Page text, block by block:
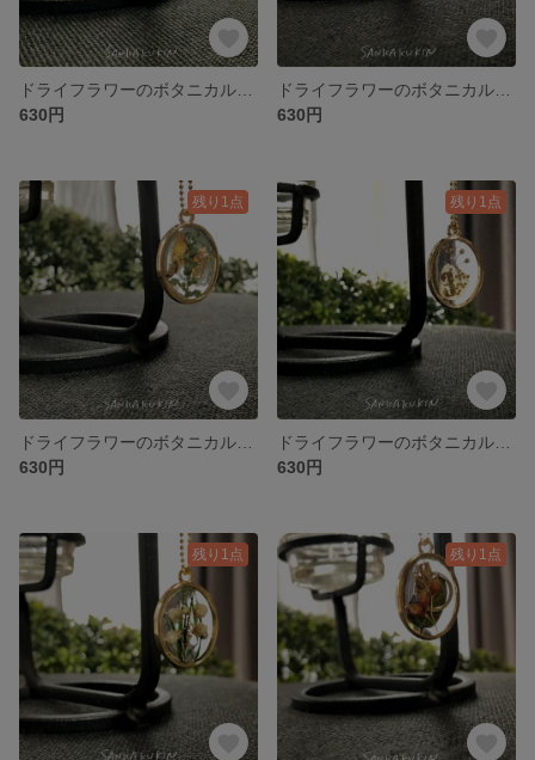
630円
630円
残り1点
630円
残り1点
630円
残り1点 残り1点